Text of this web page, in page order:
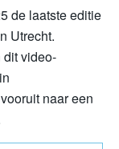
de laatste editie
Utrecht.
dit video-
naar een